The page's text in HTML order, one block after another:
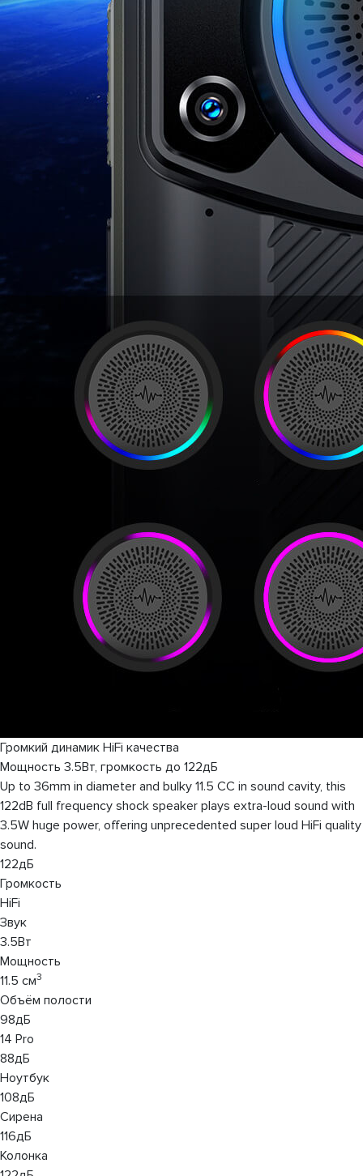
Громкий динамик HiFi качества
Мощность 3.5Вт, громкость до 122дБ
Up to 36mm in diameter and bulky 11.5 CC in sound cavity, this
122dB full frequency shock speaker plays extra-loud sound with
3.5W huge power, offering unprecedented super loud HiFi quality
sound.
122дБ
Громкость
HiFi
Звук
3.5Вт
Мощность
11.5 см3
Объём полости
98дБ
14 Pro
88дБ
Ноутбук
108дБ
Сирена
116дБ
Колонка